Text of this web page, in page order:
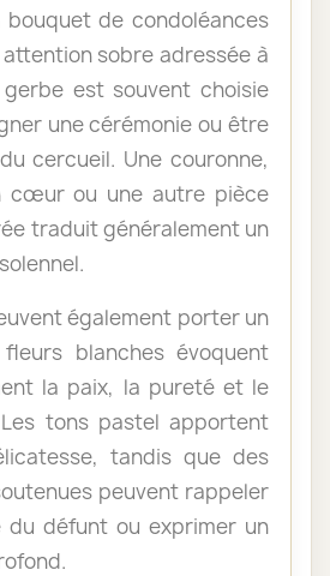
bouquet de condoléances
sobre adressée à
est souvent choisie
une cérémonie ou être
cercueil. Une couronne,
cœur ou une autre pièce
traduit généralement un
également porter un
blanches évoquent
la paix, la pureté et le
tons pastel apportent
tandis que des
peuvent rappeler
du défunt ou exprimer un